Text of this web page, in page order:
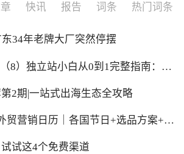
快讯 报告 词条 热门词条
34年老牌大厂突然停摆
8）独立站小白从0到1完整指南：建
2期|一站式出海生态全攻略
贸营销日历｜各国节日+选品方案+实
试这4个免费渠道